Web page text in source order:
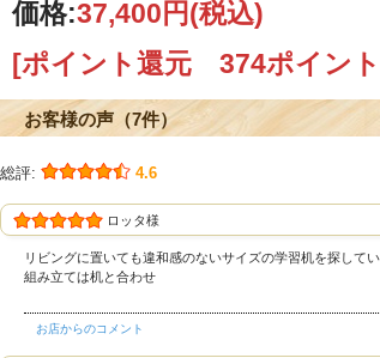
価格:37,400円(税込)
[ポイント還元 374ポイン
お客様の声（7件）
総評: 4.6
ロッタ様
リビングに置いても違和感のないサイズの学習机を探して
組み立ては机と合わせ
お店からのコメント